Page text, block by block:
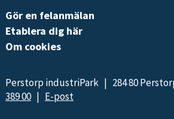
Gör en felanmälan
Etablera dig här
Om cookies
Perstorp industriPark | 284 80
389 00| E-post